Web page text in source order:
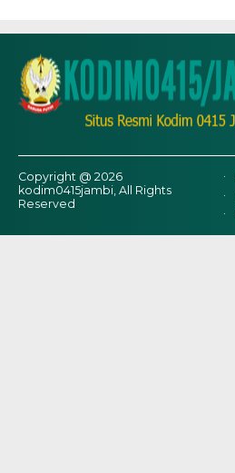
Copyright @ 2026
kodim0415jambi, All Rights
Reserved